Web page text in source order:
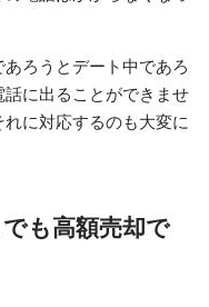
ろうとデート中であろ
に出ることができませ
に対応するのも大変に
も高額売却で